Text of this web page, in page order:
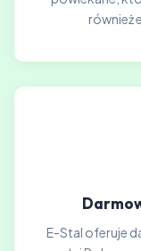
również
E-Stal oferuje